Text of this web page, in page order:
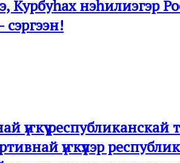
нэһилиэгэр
сэргээн!
үҥкүү
үҥкүүлэр